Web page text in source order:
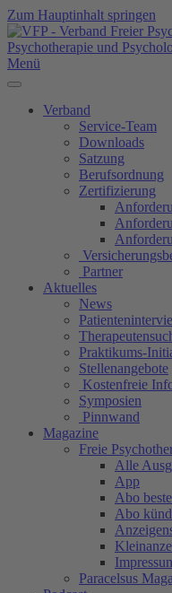
Zum Hauptinhalt springen
Menü
Verband
Service-Team
Downloads
Satzung
Berufsordnung
Zertifizierung
Partner
Aktuelles
News
Praktikums-
Stellenangebote
Kostenfreie
Symposien
Pinnwand
Magazine
Freie
Alle
App
Abo
Abo
Paracelsus